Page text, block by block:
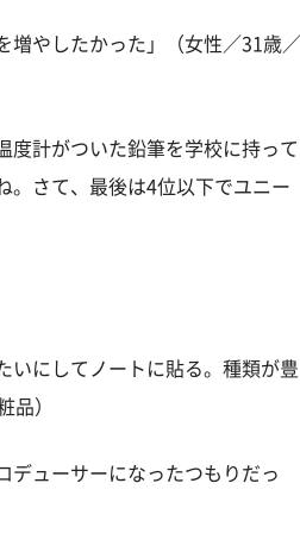
増やしたかった」（女性／31歳／
度計がついた鉛筆を学校に持って
。さて、最後は4位以下でユニー
いにしてノートに貼る。種類が豊
品）
デューサーになったつもりだっ